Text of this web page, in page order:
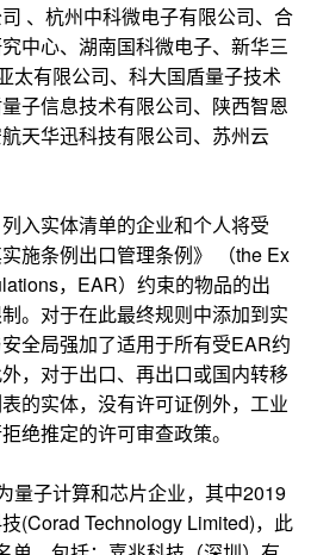
、杭州中科微电子有限公司、合
中心、湖南国科微电子、新华三
太有限公司、科大国盾量子技术
子信息技术有限公司、陕西智恩
天华迅科技有限公司、苏州云
入实体清单的企业和个人将受
施条例出口管理条例》 （the Ex
，EAR）约束的物品的出
。对于在此最终规则中添加到实
全局强加了适用于所有受EAR约
，对于出口、再出口或国内转移
的实体，没有许可证例外，工业
绝推定的许可审查政策。
量子计算和芯片企业，其中2019
(Corad Technology Limited)，此